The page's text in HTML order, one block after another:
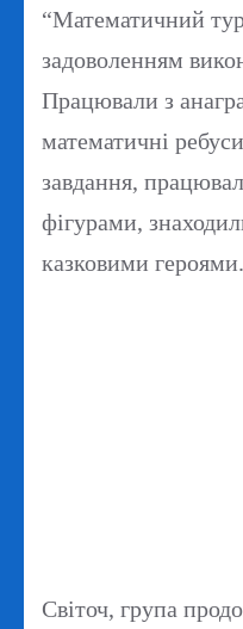
“Математичний
задоволенням
Працювали з
математичні
завдання,
фігурами,
казковими героями.
Світоч, група